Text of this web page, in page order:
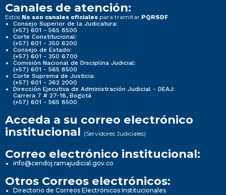
Canales de atención:
Estos No son canales oficiales para tramitar PQRSDF
Consejo Superior de la Judicatura:
(+57) 601 - 565 8500
Corte Constitucional:
(+57) 601 - 350 6200
Consejo de Estado:
(+57) 601 - 350 6700
Comisión Nacional de Disciplina Judicial:
(+57) 601 - 565 8500
Corte Suprema de Justicia:
(+57) 601 - 362 2000
Dirección Ejecutiva de Administración Judicial - DEAJ:
Carrera 7 # 27-18, Bogotá
(+57) 601 - 565 8500
Acceda a su correo electrónico
institucional (Servidores Judiciales)
Correo electrónico institucional:
info@cendoj.ramajudicial.gov.co
Otros Correos electrónicos:
Directorio de Correos Electrónicos Institucionales